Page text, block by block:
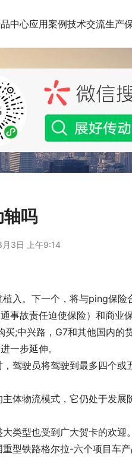
中心应用案例技术交流生产
吗
3日 上午9:14
入。下一个，将与ping保险
事故责任迫使保险）和商业
;中兴路，G7和其他国内的
一步延伸。
驾驶员将驾驶到最多四个或
体物流模式，它仍处于发展
类型也受到广大贺卡的欢迎
型铁路格尔拉-六个项目车